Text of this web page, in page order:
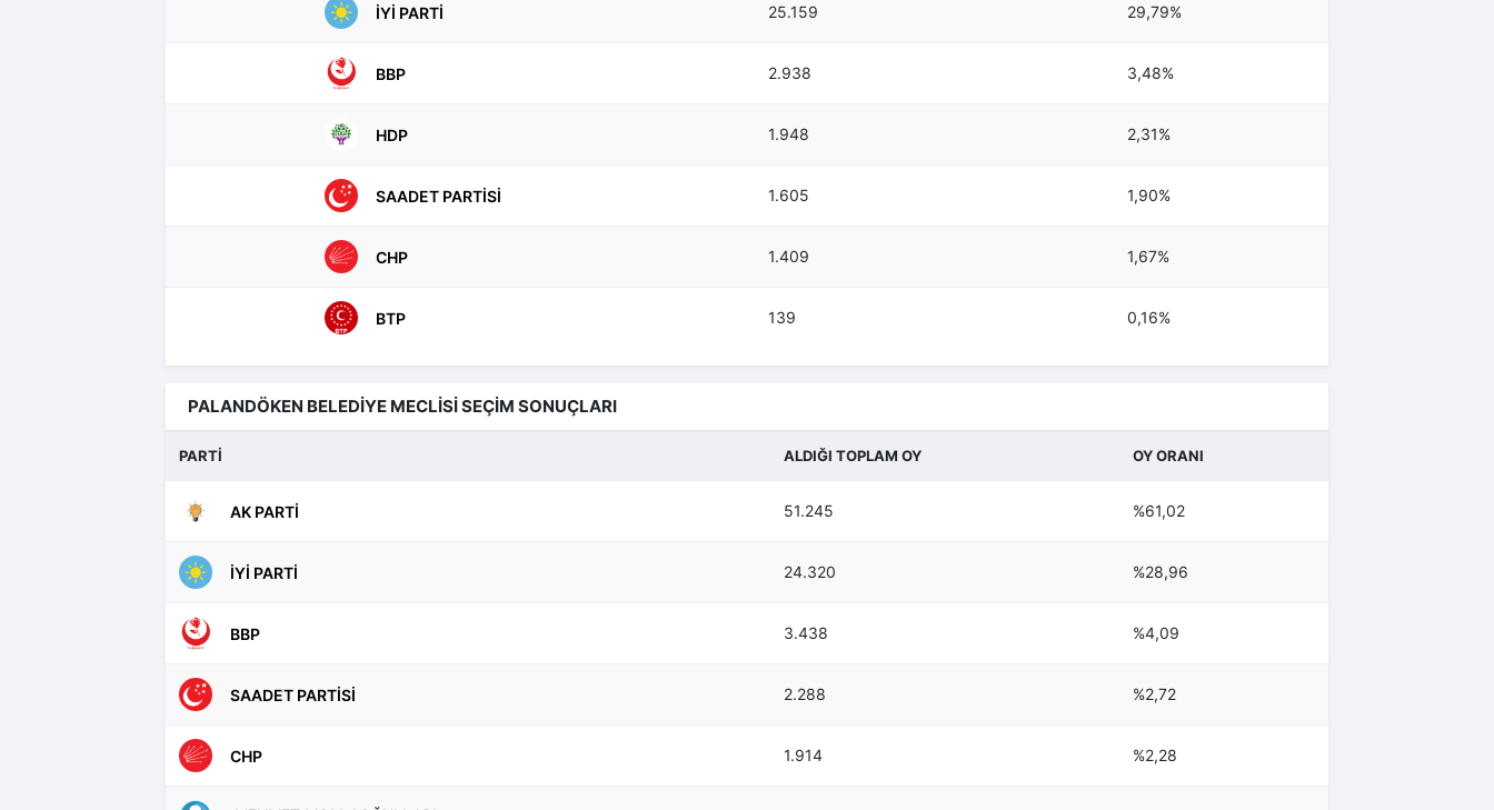
İYI PARTI 25.159 29,79%
BBP 2.938 3,48%
HDP 1.948 2,31%
SAADET PARTISI 1.605 1,90%
CHP 1.409 1,67%
BTP 139 0,16%
PALANDÖKEN BELEDİYE MECLİSİ SEÇİM SONUÇLARI
PARTİ ALDIĞI TOPLAM OY OY ORANI
AK PARTI 51.245 %61,02
İYI PARTI 24.320 %28,96
BBP 3.438 %4,09
SAADET PARTISI 2.288 %2,72
CHP 1.914 %2,28